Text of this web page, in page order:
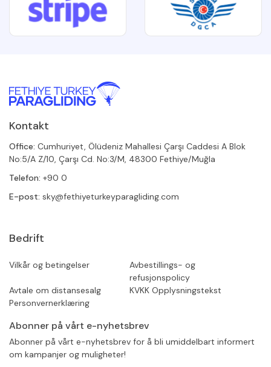
Kontakt
Office: Cumhuriyet, Ölüdeniz Mahallesi Çarşı Caddesi A Blok
No:5/A Z/10, Çarşı Cd. No:3/M, 48300 Fethiye/Muğla
Telefon: +90 0
E-post: sky@fethiyeturkeyparagliding.com
Bedrift
Vilkår og betingelser
Avbestillings- og
refusjonspolicy
Avtale om distansesalg
KVKK Opplysningstekst
Personvernerklæring
Abonner på vårt e-nyhetsbrev
Abonner på vårt e-nyhetsbrev for å bli umiddelbart informert
om kampanjer og muligheter!